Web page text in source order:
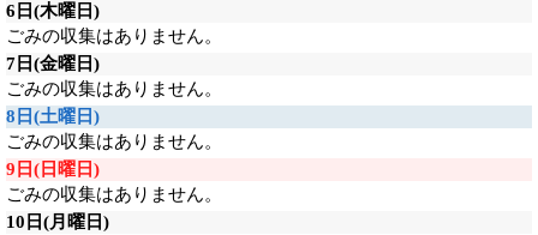
6日(木曜日)
ごみの収集はありません。
7日(金曜日)
ごみの収集はありません。
8日(土曜日)
ごみの収集はありません。
9日(日曜日)
ごみの収集はありません。
10日(月曜日)